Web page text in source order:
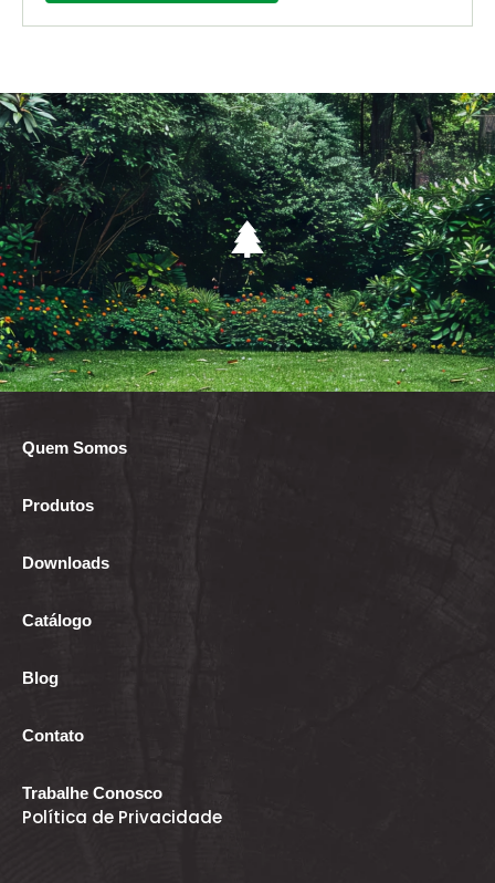
Quem Somos
Produtos
Downloads
Catálogo
Blog
Contato
Trabalhe Conosco
Política de Privacidade